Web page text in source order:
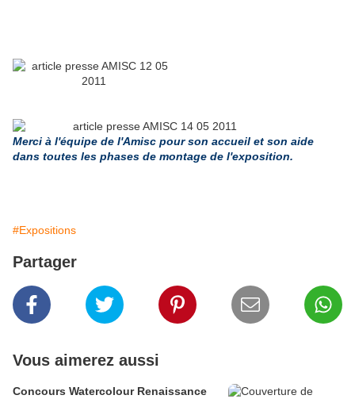
Merci à l'équipe de l'Amisc pour son accueil et son aide
dans toutes les phases de montage de l'exposition.
#Expositions
Partager
Vous aimerez aussi
Concours Watercolour Renaissance